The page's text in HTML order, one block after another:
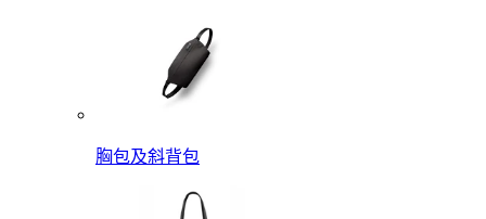
胸包及斜背包